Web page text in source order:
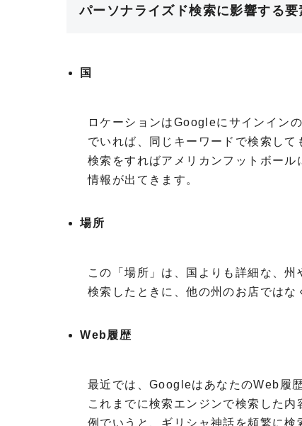
パーソナライズド検索に影響する要
国
ロケーションはGoogleにサインイン
でいれば、同じキーワードで検索し
検索をすればアメリカンフットボー
情報が出てきます。
場所
この「場所」は、国よりも詳細な、
検索したときに、他の州のお店ではな
Web 履歴
最近では、GoogleはあなたのWeb 履
これまでに検索エンジンで検索した
例でいうと、ギリシャ神話を頻繁に